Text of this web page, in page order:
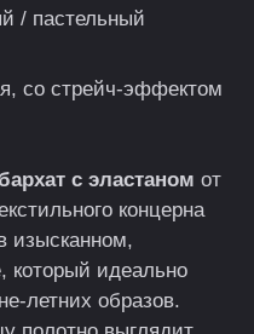
/ пастельный
со стрейч-эффектом
с эластаном от
концерна
изысканном,
который идеально
летних образов.